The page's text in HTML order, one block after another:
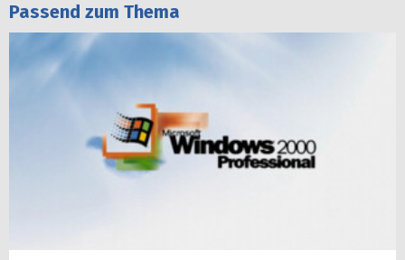
Passend zum Thema